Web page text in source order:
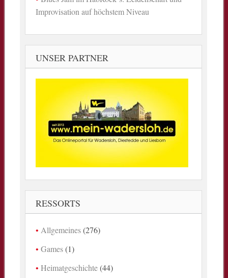
Improvisation auf höchstem Niveau
UNSER PARTNER
RESSORTS
Allgemeines(276)
Games(1)
Heimatgeschichte(44)